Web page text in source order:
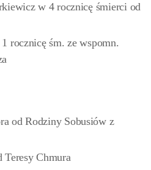
w 4 rocznicę śmierci od
rocznicę śm. ze wspomn.
od Rodziny Sobusiów z
Chmura